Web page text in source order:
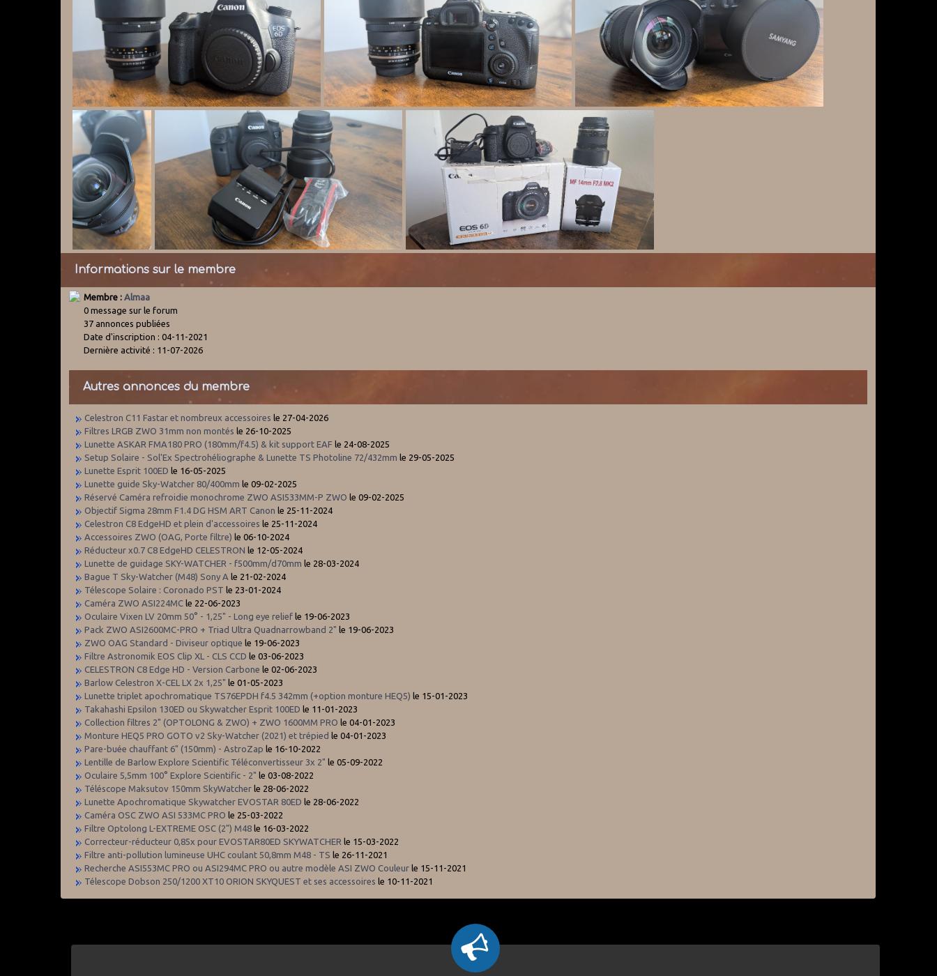
Informations sur le membre
Membre :Almaa
0 message sur le forum
37 annonces publiées
Date d'inscription : 04-11-2021
Dernière activité : 11-07-2026
Autres annonces du membre
Celestron C11 Fastar et nombreux accessoires le 27-04-2026
Filtres LRGB ZWO 31mm non montés le 26-10-2025
Lunette ASKAR FMA180 PRO (180mm/f4.5) & kit support EAF le 24-08-2025
Setup Solaire - Sol'Ex Spectrohéliographe & Lunette TS Photoline 72/432mm le 29-05-2025
Lunette Esprit 100ED le 16-05-2025
Lunette guide Sky-Watcher 80/400mm le 09-02-2025
Réservé Caméra refroidie monochrome ZWO ASI533MM-P ZWO le 09-02-2025
Objectif Sigma 28mm F1.4 DG HSM ART Canon le 25-11-2024
Celestron C8 EdgeHD et plein d'accessoires le 25-11-2024
Accessoires ZWO (OAG, Porte filtre) le 06-10-2024
Réducteur x0.7 C8 EdgeHD CELESTRON le 12-05-2024
Lunette de guidage SKY-WATCHER - f500mm/d70mm le 28-03-2024
Bague T Sky-Watcher (M48) Sony A le 21-02-2024
Télescope Solaire : Coronado PST le 23-01-2024
Caméra ZWO ASI224MC le 22-06-2023
Oculaire Vixen LV 20mm 50° - 1,25" - Long eye relief le 19-06-2023
Pack ZWO ASI2600MC-PRO + Triad Ultra Quadnarrowband 2" le 19-06-2023
ZWO OAG Standard - Diviseur optique le 19-06-2023
Filtre Astronomik EOS Clip XL - CLS CCD le 03-06-2023
CELESTRON C8 Edge HD - Version Carbone le 02-06-2023
Barlow Celestron X-CEL LX 2x 1,25" le 01-05-2023
Lunette triplet apochromatique TS76EPDH f4.5 342mm (+option monture HEQ5) le 15-01-2023
Takahashi Epsilon 130ED ou Skywatcher Esprit 100ED le 11-01-2023
Collection filtres 2" (OPTOLONG & ZWO) + ZWO 1600MM PRO le 04-01-2023
Monture HEQ5 PRO GOTO v2 Sky-Watcher (2021) et trépied le 04-01-2023
Pare-buée chauffant 6" (150mm) - AstroZap le 16-10-2022
Lentille de Barlow Explore Scientific Téléconvertisseur 3x 2" le 05-09-2022
Oculaire 5,5mm 100° Explore Scientific - 2" le 03-08-2022
Téléscope Maksutov 150mm SkyWatcher le 28-06-2022
Lunette Apochromatique Skywatcher EVOSTAR 80ED le 28-06-2022
Caméra OSC ZWO ASI 533MC PRO le 25-03-2022
Filtre Optolong L-EXTREME OSC (2") M48 le 16-03-2022
Correcteur-réducteur 0,85x pour EVOSTAR80ED SKYWATCHER le 15-03-2022
Filtre anti-pollution lumineuse UHC coulant 50,8mm M48 - TS le 26-11-2021
Recherche ASI553MC PRO ou ASI294MC PRO ou autre modèle ASI ZWO Couleur le 15-11-2021
Télescope Dobson 250/1200 XT10 ORION SKYQUEST et ses accessoires le 10-11-2021